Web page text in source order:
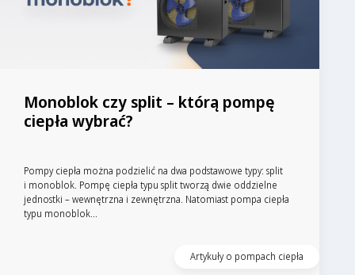
Monoblok czy split – którą pompę
ciepła wybrać?
Pompy ciepła można podzielić na dwa podstawowe typy: split
i monoblok. Pompę ciepła typu split tworzą dwie oddzielne
jednostki – wewnętrzna i zewnętrzna. Natomiast pompa ciepła
typu monoblok...
Artykuły o pompach ciepła